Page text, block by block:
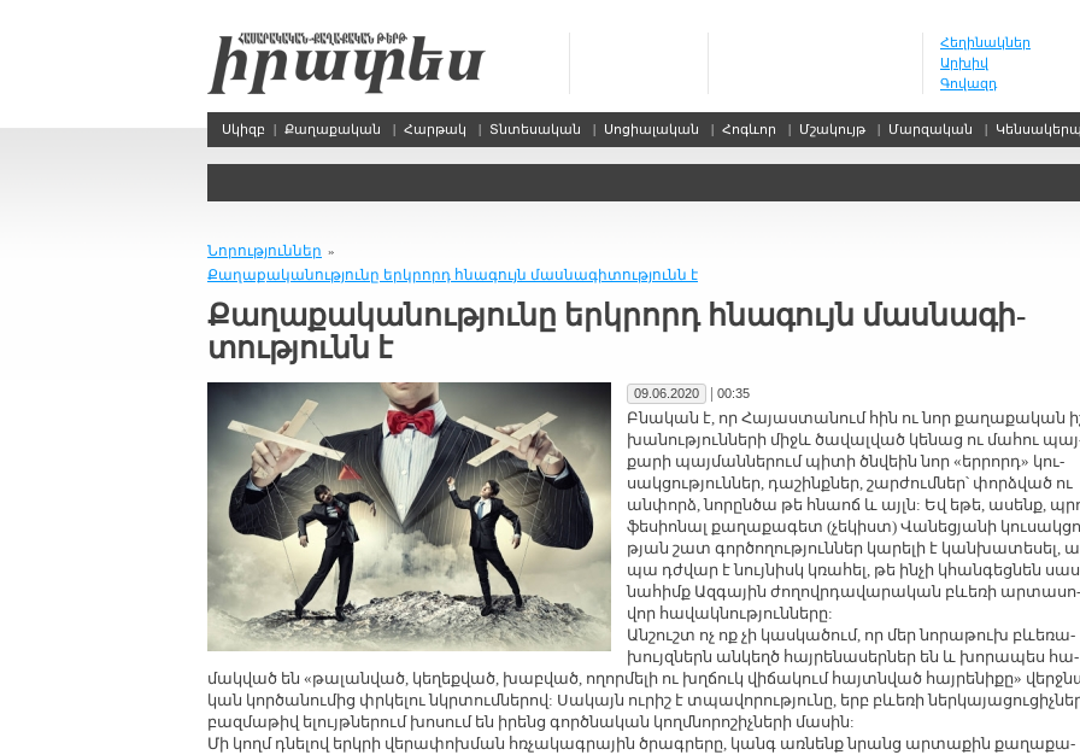
Հեղինակներ
Արխիվ
Գովազդ
Սկիզբ | Քաղաքական | Հարթակ | Տնտեսական | Սոցիալական | Հոգևոր | Մշակույթ | Մարզական | Կենսակերպ
Նորություններ »
Քա­ղա­քա­կա­նու­թ­յու­նը երկ­րորդ հնա­գույն մաս­նա­գի­տու­թ­յունն է
Քա­ղա­քա­կա­նու­թ­յու­նը երկ­րորդ հնա­գույն մաս­նա­գի­
տու­թ­յունն է
09.06.2020 | 00:35
Բնա­կան է, որ Հա­յաս­տա­նում հին ու նոր քա­ղա­քա­կան
խա­նու­թյուն­նե­րի միջև ծա­վալ­ված կե­նաց ու մա­հու
քա­րի պայ­ման­նե­րում պի­տի ծն­վեին նոր «եր­րորդ» կու­
սակ­ցու­թյուն­ներ, դա­շինք­ներ, շար­ժում­ներ՝ փորձ­ված ու
ան­փորձ, նո­րըն­ծա թե հնաոճ և այլն: Եվ ե­թե, ա­սենք,
ֆե­սիո­նալ քա­ղա­քա­գետ (չե­կիստ) Վա­նե­ցյա­նի
թյան շատ գոր­ծո­ղու­թյուն­ներ կա­րե­լի է կան­խա­տե­սել,
պա դժ­վար է նույ­նիսկ կռա­հել, թե ին­չի կհան­գեց­նեն
նա­հիմք Ազ­գա­յին ժո­ղովր­դա­վա­րա­կան բևե­ռի ար­տա­սո­
վոր հա­վակ­նու­թյուն­նե­րը:
Ան­շուշտ ոչ ոք չի կաս­կա­ծում, որ մեր նո­րա­թուխ բևե­ռա­
խույզ­ներն ան­կեղծ հայ­րե­նա­սեր­ներ են և խո­րա­պես հա­
մակ­ված են «թա­լան­ված, կե­ղեք­ված, խաբ­ված, ո­ղոր­մե­լի ու խղ­ճուկ վի­ճա­կում հայ­տն­ված հայ­րե­նի­քը»
կան կոր­ծա­նու­մից փր­կե­լու նկր­տում­նե­րով: Սա­կայն ու­րիշ է տպա­վո­րու­թյու­նը, երբ բևե­ռի
բազ­մա­թիվ ե­լույթ­նե­րում խո­սում են ի­րենց գործ­նա­կան կողմ­նո­րո­շիչ­նե­րի մա­սին:
Մի կողմ դնե­լով երկ­րի վե­րա­փոխ­ման հռ­չա­կագ­րա­յին ծրագ­րե­րը, կանգ առ­նենք նրանց ար­տա­քին քա­ղա­քա­